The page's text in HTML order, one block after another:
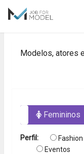
Modelos, atores
Femininos
Perfil: Fashion
Eventos